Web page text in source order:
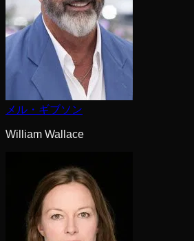
メル・ギブソン
William Wallace